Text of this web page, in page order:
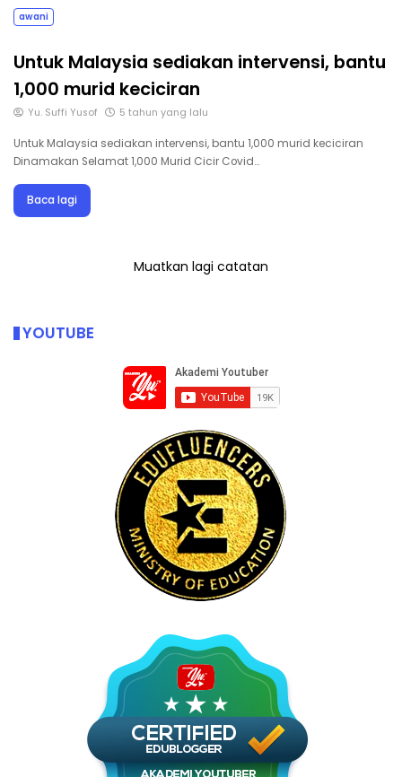
awani
Untuk Malaysia sediakan intervensi, bantu
1,000 murid keciciran
Yu. Suffi Yusof 5 tahun yang lalu
Untuk Malaysia sediakan intervensi, bantu 1,000 murid keciciran
Dinamakan Selamat 1,000 Murid Cicir Covid…
Baca lagi
Muatkan lagi catatan
YOUTUBE